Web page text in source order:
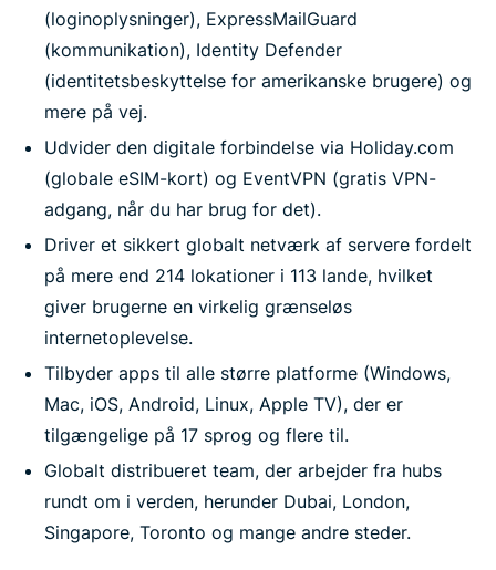
(loginoplysninger), ExpressMailGuard
(kommunikation), Identity Defender
(identitetsbeskyttelse for amerikanske brugere) og
mere på vej.
Udvider den digitale forbindelse via Holiday.com
(globale eSIM-kort) og EventVPN (gratis VPN-
adgang, når du har brug for det).
Driver et sikkert globalt netværk af servere fordelt
på mere end 214 lokationer i 113 lande, hvilket
giver brugerne en virkelig grænseløs
internetoplevelse.
Tilbyder apps til alle større platforme (Windows,
Mac, iOS, Android, Linux, Apple TV), der er
tilgængelige på 17 sprog og flere til.
Globalt distribueret team, der arbejder fra hubs
rundt om i verden, herunder Dubai, London,
Singapore, Toronto og mange andre steder.